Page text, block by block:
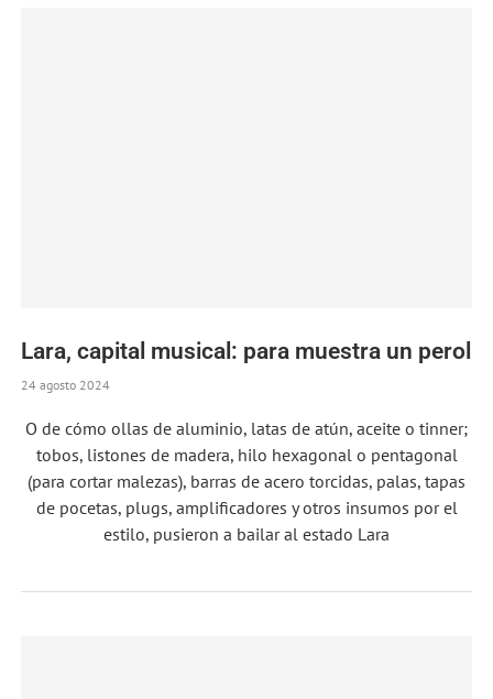
Lara, capital musical: para muestra un perol
24 agosto 2024
O de cómo ollas de aluminio, latas de atún, aceite o tinner;
tobos, listones de madera, hilo hexagonal o pentagonal
(para cortar malezas), barras de acero torcidas, palas, tapas
de pocetas, plugs, amplificadores y otros insumos por el
estilo, pusieron a bailar al estado Lara